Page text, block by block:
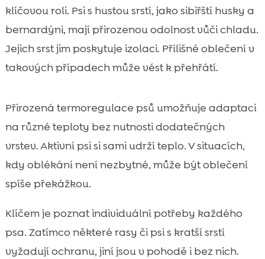
klíčovou roli. Psi s hustou srstí, jako sibiřští husky a
bernardýni, mají přirozenou odolnost vůči chladu.
Jejich srst jim poskytuje izolaci. Přílišné oblečení v
takových případech může vést k přehřátí.
Přirozená termoregulace psů umožňuje adaptaci
na různé teploty bez nutnosti dodatečných
vrstev. Aktivní psi si sami udrží teplo. V situacích,
kdy oblékání není nezbytné, může být oblečení
spíše překážkou.
Klíčem je poznat individuální potřeby každého
psa. Zatímco některé rasy či psi s kratší srstí
vyžadují ochranu, jiní jsou v pohodě i bez nich.